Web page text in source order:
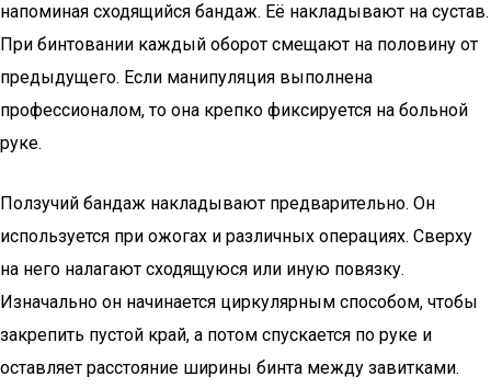
напоминая сходящийся бандаж. Её накладывают на сустав.
При бинтовании каждый оборот смещают на половину от
предыдущего. Если манипуляция выполнена
профессионалом, то она крепко фиксируется на больной
руке.
Ползучий бандаж накладывают предварительно. Он
используется при ожогах и различных операциях. Сверху
на него налагают сходящуюся или иную повязку.
Изначально он начинается циркулярным способом, чтобы
закрепить пустой край, а потом спускается по руке и
оставляет расстояние ширины бинта между завитками.